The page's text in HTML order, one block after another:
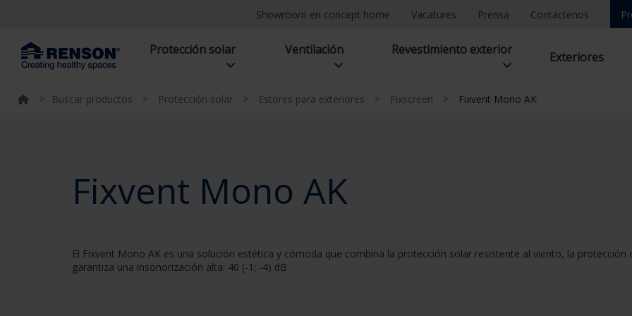
Showroom en concept home Vacatures Prensa Contáctenos
Protección solar Ventilación Revestimiento exterior Exteriores
> Buscar productos > Protección solar > Estores para exteriores > Fixscreen > Fixvent Mono AK
Fixvent Mono AK
El Fixvent Mono AK es una solución estética y cómoda que combina la protección solar resistente al viento, la
garantiza una insonorización alta: 40 (-1; -4) dB